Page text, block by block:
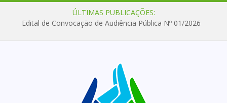
ÚLTIMAS PUBLICAÇÕES:
Edital de Convocação de Audiência Pública Nº 01/2026